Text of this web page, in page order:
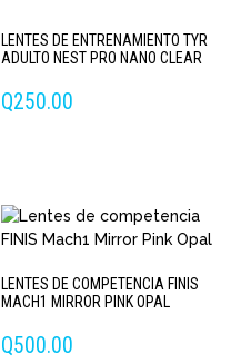
LENTES DE ENTRENAMIENTO TYR
ADULTO NEST PRO NANO CLEAR
Q250.00
múltiples
variantes.
opciones
pueden
LENTES DE COMPETENCIA FINIS
MACH1 MIRROR PINK OPAL
Q500.00